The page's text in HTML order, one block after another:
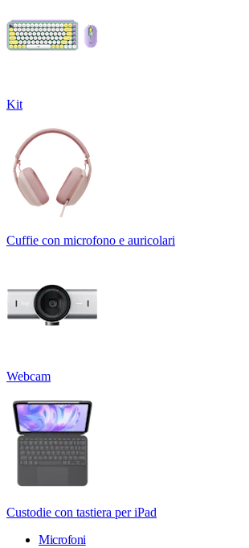
Kit
Cuffie con microfono e auricolari
Webcam
Custodie con tastiera per iPad
Microfoni